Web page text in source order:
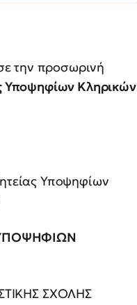
την προσωρινή
Υποψηφίων Κληρικών
Υποψηφίων
ΣΧΟΛΗΣ